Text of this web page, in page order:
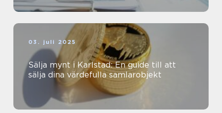
03. juli 2025
Sälja mynt i Karlstad: En guide till att
sälja dina värdefulla samlarobjekt